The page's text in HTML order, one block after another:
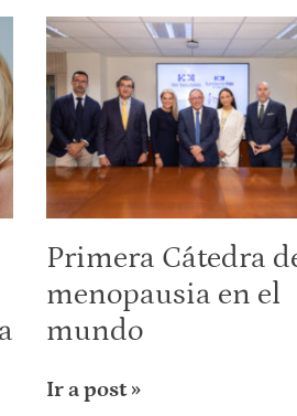
Primera Cátedra
menopausia en el
mundo
Ir a post »